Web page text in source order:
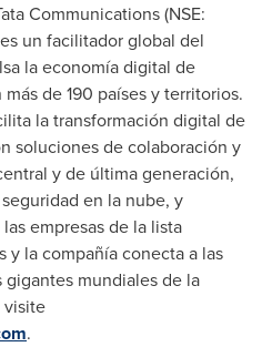
Communications (NSE:
un facilitador global del
la economía digital de
de 190 países y territorios.
la transformación digital de
soluciones de colaboración y
y de última generación,
en la nube, y
empresas de la lista
la compañía conecta a las
mundiales de la
visite
.